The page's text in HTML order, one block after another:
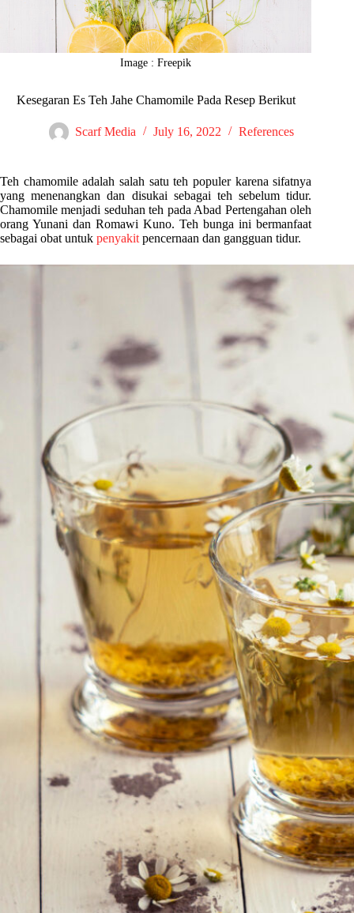
Image : Freepik
Kesegaran Es Teh Jahe Chamomile Pada Resep Berikut
Scarf Media July 16, 2022 References
Teh chamomile adalah salah satu teh populer karena sifatnya
yang menenangkan dan disukai sebagai teh sebelum tidur.
Chamomile menjadi seduhan teh pada Abad Pertengahan oleh
orang Yunani dan Romawi Kuno. Teh bunga ini bermanfaat
sebagai obat untuk penyakit pencernaan dan gangguan tidur.